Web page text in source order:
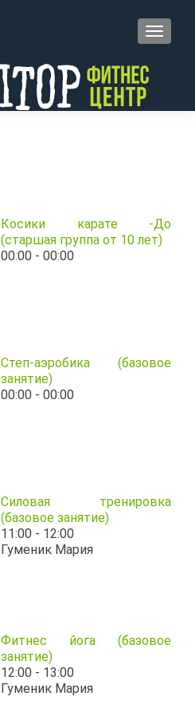
Косики карате -До
(старшая группа от 10 лет)
00:00 - 00:00
Степ-аэробика (базовое
занятие)
00:00 - 00:00
Силовая тренировка
(базовое занятие)
11:00 - 12:00
Гуменик Мария
Фитнес йога (базовое
занятие)
12:00 - 13:00
Гуменик Мария